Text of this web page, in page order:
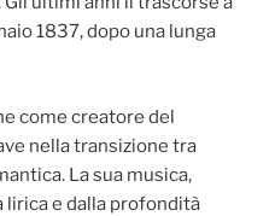
1837, dopo una lunga
come creatore del
nella transizione tra
La sua musica,
lirica e dalla profondità